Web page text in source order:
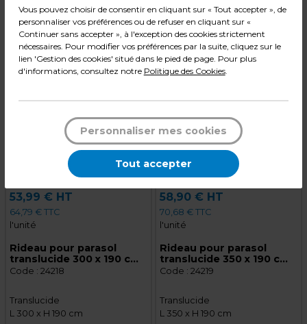
Qté
1 Ajouter au panier
Qté
1 Ajouter au panier
53,99 € HT
64,79 € TTC
l'unité
Rideau pour parasol
translucide 300 x 190 cm
PVC armé sans renfort -
Code : 24218
Translucide
L 300 x H 190 cm
58,90 € HT
70,68 € TTC
l'unité
Rideau pour parasol
translucide 350 x 190 cm
PVC armé sans renfort -
Code : 24219
Translucide
L 350 x H 190 cm
Vous pouvez choisir de consentir en cliquant sur « Tout accepter », de
personnaliser vos préférences ou de refuser en cliquant sur «
Continuer sans accepter », à l'exception des cookies strictement
nécessaires. Pour modifier vos préférences par la suite, cliquez sur le
lien 'Gestion des cookies' situé dans le pied de page. Pour plus
d'informations, consultez notre Politique des Cookies.
Personnaliser mes cookies
Tout accepter